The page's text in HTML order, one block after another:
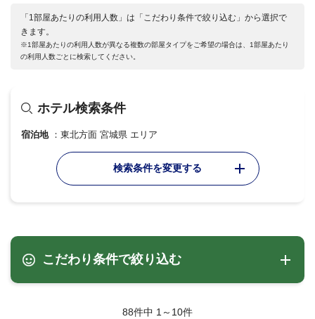
「1部屋あたりの利用人数」は「こだわり条件で絞り込む」から選択で
きます。
※1部屋あたりの利用人数が異なる複数の部屋タイプをご希望の場合は、1部屋あたり
の利用人数ごとに検索してください。
ホテル検索条件
宿泊地 東北方面 宮城県 エリア
検索条件を変更する
こだわり条件で絞り込む
88件中 1～10件